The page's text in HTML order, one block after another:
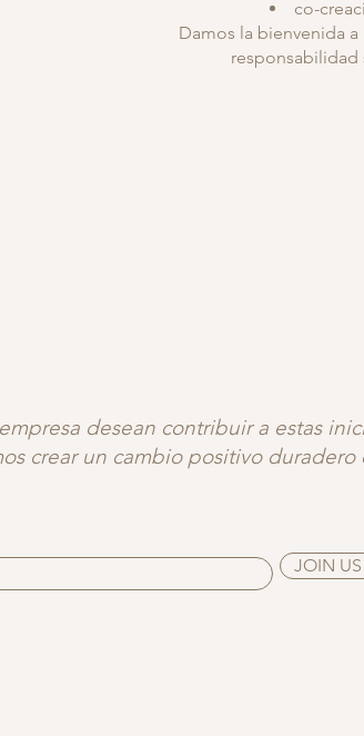
co-
Damos la bienvenida
responsabilidad
desean contribuir a estas
crear un cambio positivo
JOIN US